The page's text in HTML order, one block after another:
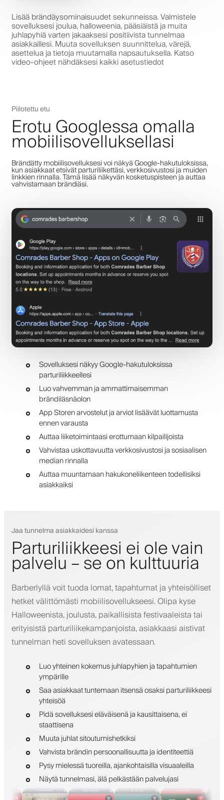
Lisää brändäysominaisuudet sekunneissa. Valmistele
sovelluksesi joulua, halloweenia, pääsiäistä ja muita
juhlapyhiä varten jakaaksesi positiivista tunnelmaa
asiakkaillesi. Muuta sovelluksen suunnittelua, värejä,
asettelua ja tietoja muutamalla napsautuksella. Katso
video-ohjeet nähdäksesi kaikki asetustiedot
Piilotettu etu
Erotu Googlessa omalla
mobiilisovelluksellasi
Brändätty mobiilisovelluksesi voi näkyä Google-hakutuloksissa,
kun asiakkaat etsivät parturiliikettäsi, verkkosivustosi ja muiden
linkkien rinnalla. Tämä lisää näkyvän kosketuspisteen ja auttaa
vahvistamaan brändiäsi.
Sovelluksesi näkyy Google-hakutuloksissa
parturiliikkeellesi
Luo vahvemman ja ammattimaisemman
brändiläsnäolon
App Storen arvostelut ja arviot lisäävät luottamusta
ennen varausta
Auttaa liiketoimintaasi erottumaan kilpailijoista
Vahvistaa uskottavuutta verkkosivustosi ja sosiaalisen
median rinnalla
Auttaa muuntamaan hakukoneliikenteen todellisiksi
asiakkaiksi
Jaa tunnelma asiakkaidesi kanssa
Parturiliikkeesi ei ole vain
palvelu – se on kulttuuria
Barberlyllä voit tuoda lomat, tapahtumat ja yhteisölliset
hetket välittömästi mobiilisovellukseesi. Olipa kyse
Halloweenista, joulusta, paikallisista festivaaleista tai
erityisistä parturiliikekampanjoista, asiakkaasi aistivat
tunnelman heti sovelluksen avatessaan.
Luo yhteinen kokemus juhlapyhien ja tapahtumien
ympärille
Saa asiakkaat tuntemaan itsensä osaksi parturiliikkeesi
yhteisöä
Pidä sovelluksesi eläväisenä ja kausittaisena, ei
staattisena
Muuta juhlat sitoutumishetkiksi
Vahvista brändin persoonallisuutta ja identiteettiä
Pysy mielessä tuoreilla, ajankohtaisilla visuaaleilla
Näytä tunnelmasi, älä pelkästään palvelujasi